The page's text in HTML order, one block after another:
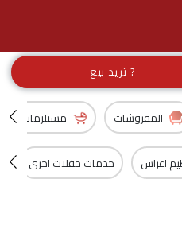
تريد بيع ?
المفروشات مستلزمات اطفال
اعراس خدمات حفلات اخرى